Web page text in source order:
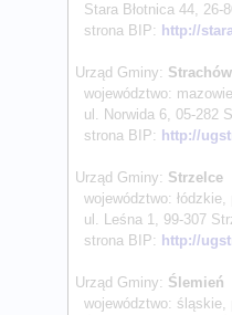
Stara Błotnica 44, 26-
strona BIP: http://
Urząd Gminy:
województwo:
ul. Norwida 6, 05-282
strona BIP: http://
Urząd Gminy: Strzelce
województwo:
ul. Leśna 1, 99-307
strona BIP: http://
Urząd Gminy: Ślemień
województwo: